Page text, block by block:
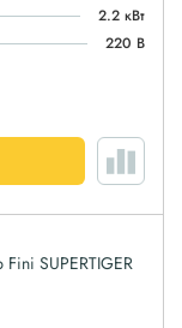
2.2 кВт
220 В
SUPERTIGER